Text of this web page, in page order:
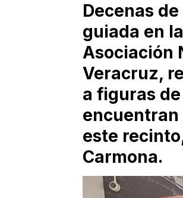
Decenas
guiada en
Asociación
Veracruz,
a figuras
encuentran
este
Carmona.